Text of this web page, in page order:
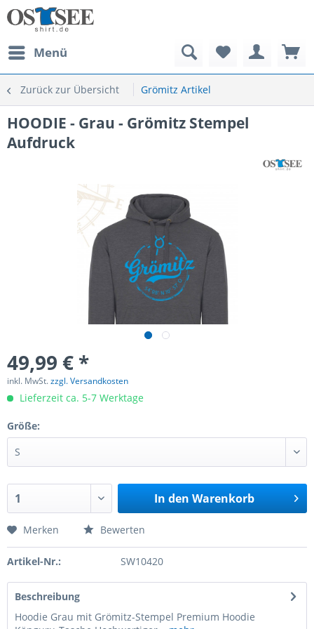
Menü
Zurück zur Übersicht Grömitz Artikel
HOODIE - Grau - Grömitz Stempel
Aufdruck
49,99 € *
inkl. MwSt.zzgl. Versandkosten
Lieferzeit ca. 5-7 Werktage
Größe:
In den Warenkorb
Merken Bewerten
Artikel-Nr.: SW10420
Beschreibung
Hoodie Grau mit Grömitz-Stempel Premium Hoodie